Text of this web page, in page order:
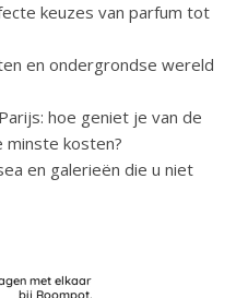
keuzes van parfum tot
en ondergrondse wereld
hoe geniet je van de
kosten?
en galerieën die u niet